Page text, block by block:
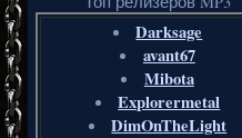
Darksage
avant67
Mibota
Explorermetal
DimOnTheLight